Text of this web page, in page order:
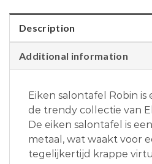
Description
Additional information
Eiken salontafel Robin
de trendy collectie van
De eiken salontafel is
metaal, wat waakt voor
tegelijkertijd krappe